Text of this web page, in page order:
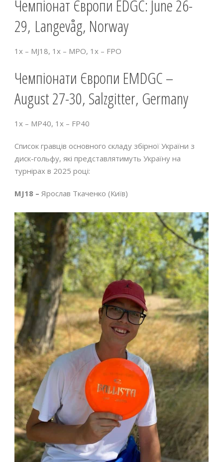
Чемпіонат Європи EDGC: June 26-
29, Langevåg, Norway
1х – MJ18, 1х – MPO, 1х – FPO
Чемпіонати Європи EMDGC –
August 27-30, Salzgitter, Germany
1х – MP40, 1х – FP40
Список гравців основного складу збірної України з
диск-гольфу, які представлятимуть Україну на
турнірах в 2025 році:
MJ18 – Ярослав Ткаченко (Київ)